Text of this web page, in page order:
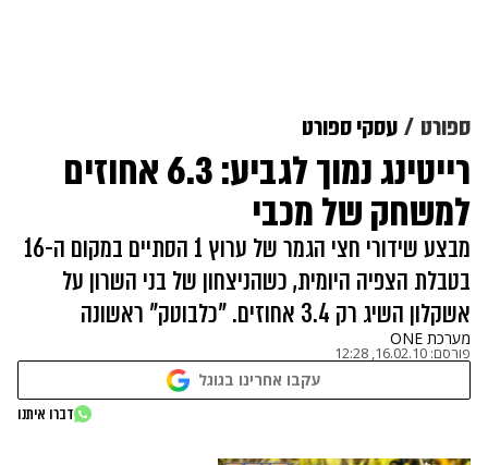
ספורט עסקי ספורט
רייטינג נמוך לגביע: 6.3 אחוזים
למשחק של מכבי
מבצע שידורי חצי הגמר של ערוץ 1 הסתיים במקום ה-16
בטבלת הצפיה היומית, כשהניצחון של בני השרון על
אשקלון השיג רק 3.4 אחוזים. "כלבוטק" ראשונה
מערכת ONE
פורסם: 16.02.10, 12:28
עקבו אחרינו בגוגל
דברו איתנו